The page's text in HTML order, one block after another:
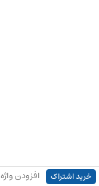
خرید اشتراک افزودن واژه